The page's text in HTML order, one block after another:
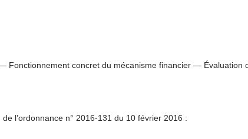
Fonctionnement concret du mécanisme financier —
l’ordonnance n° 2016-131 du 10 février 2016 :